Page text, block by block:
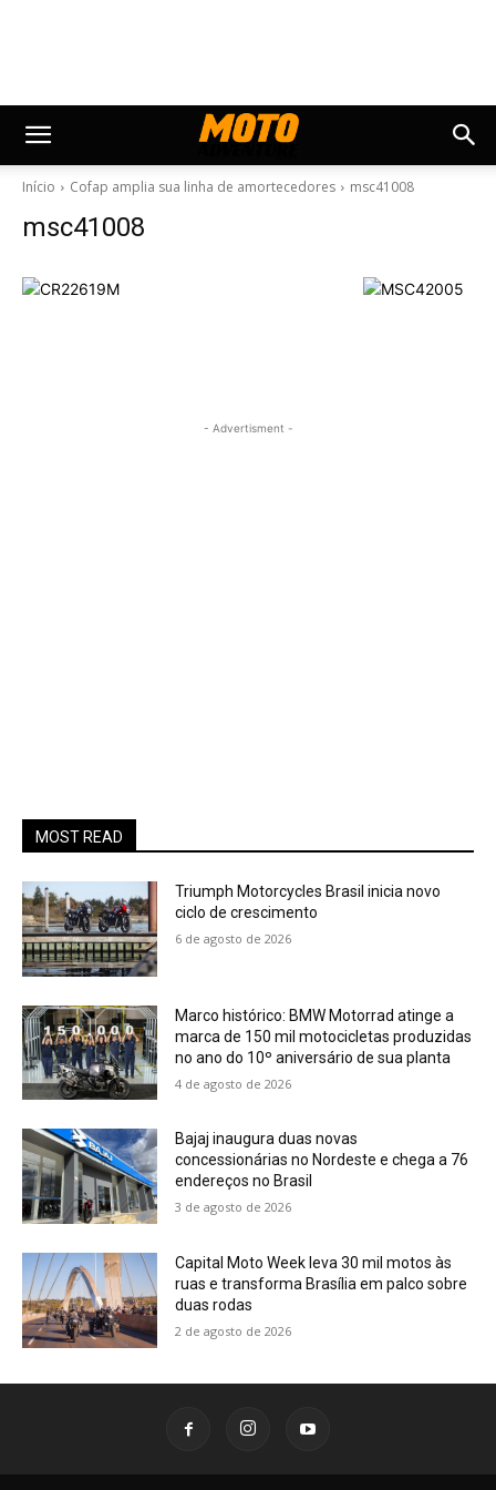
Início Cofap amplia sua linha de amortecedores msc41008
msc41008
- Advertisment -
MOST READ
Triumph Motorcycles Brasil inicia novo
ciclo de crescimento
6 de agosto de 2026
Marco histórico: BMW Motorrad atinge a
marca de 150 mil motocicletas produzidas
no ano do 10º aniversário de sua planta
4 de agosto de 2026
Bajaj inaugura duas novas
concessionárias no Nordeste e chega a 76
endereços no Brasil
3 de agosto de 2026
Capital Moto Week leva 30 mil motos às
ruas e transforma Brasília em palco sobre
duas rodas
2 de agosto de 2026